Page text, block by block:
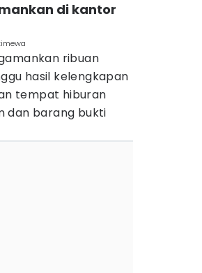
di kantor
ribuan
hasil kelengkapan
tempat hiburan
dan barang bukti